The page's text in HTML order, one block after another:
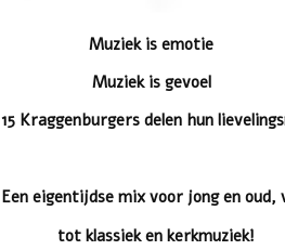
Muziek is emotie
Muziek is gevoel
15 Kraggenburgers delen hun
Een eigentijdse mix voor jong en oud,
tot klassiek en kerkmuziek!